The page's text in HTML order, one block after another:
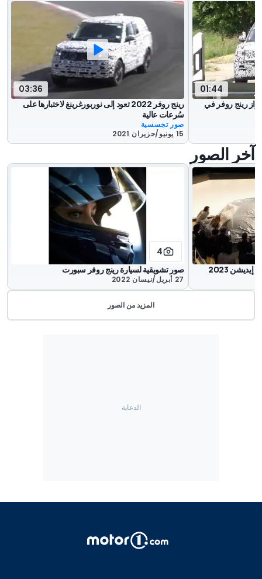
01:44
رينج روفر في
03:36
رينج روفر 2022 تعود إلى نوربورغرينغ لاختبارها على
سُرعات عالية
صور تجسسية
15 يونيو/حزيران 2021
آخر الصور
2023
4
صور تشويقية لسيارة رينج روفر سبورت
27 أبريل/نيسان 2022
المزيد من الصور